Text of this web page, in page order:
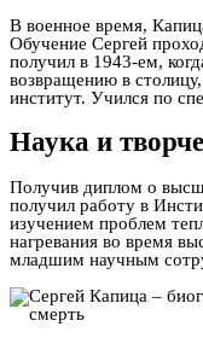
В военное время,
Обучение Сергей
получил в 1943-ем,
возвращению в
институт. Учился по
Наука и
Получив диплом о
получил работу в
изучением проблем
нагревания во время
младшим научным